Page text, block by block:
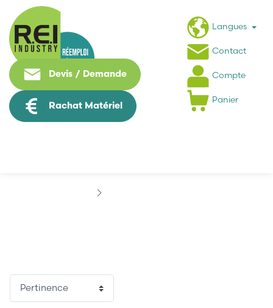
Devis / Demande
Rachat Matériel
Langues
Contact
Compte
Panier